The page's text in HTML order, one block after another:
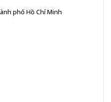
phố Hồ Chí Minh